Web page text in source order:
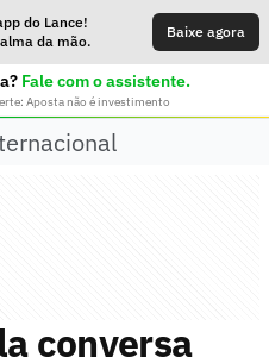
do Lance!
da mão.
Baixe agora
Fale com o assistente.
Aposta não é investimento
conversa